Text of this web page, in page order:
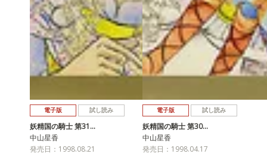
電子版 試し読み
妖精国の騎士 第31…
中山星香
発売日：1998.08.21
電子版 試し読み
妖精国の騎士 第30…
中山星香
発売日：1998.04.17